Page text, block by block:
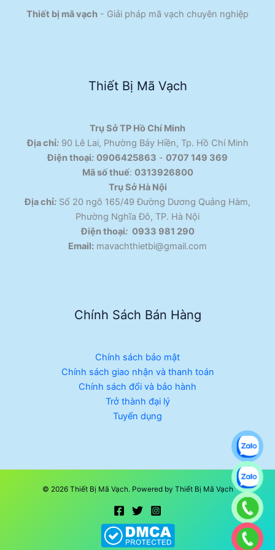
Thiết bị mã vạch - Giải pháp mã vạch chuyên nghiệp
Thiết Bị Mã Vạch
Trụ Sở TP Hồ Chí Minh
Địa chỉ:90 Lê Lai, Phường Bảy Hiền, Tp. Hồ Chí Minh
Điện thoại: 0906425863 - 0707 149 369
Mã số thuế: 0313926800
Trụ Sở Hà Nội
Địa chỉ: Số 20 ngõ 165/49 Đường Dương Quảng Hàm,
Phường Nghĩa Đô, TP. Hà Nội
Điện thoại: 0933 981 290
Email: mavachthietbi@gmail.com
Chính Sách Bán Hàng
Chính sách bảo mật
Chính sách giao nhận và thanh toán
Chính sách đổi và bảo hành
Trở thành đại lý
Tuyển dụng
© 2026 Thiết Bị Mã Vạch. Powered by Thiết Bị Mã Vạch